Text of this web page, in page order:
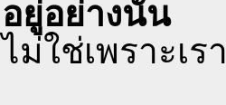
อยู่อย่างนั้น
ไม่ใช่เพราะเ